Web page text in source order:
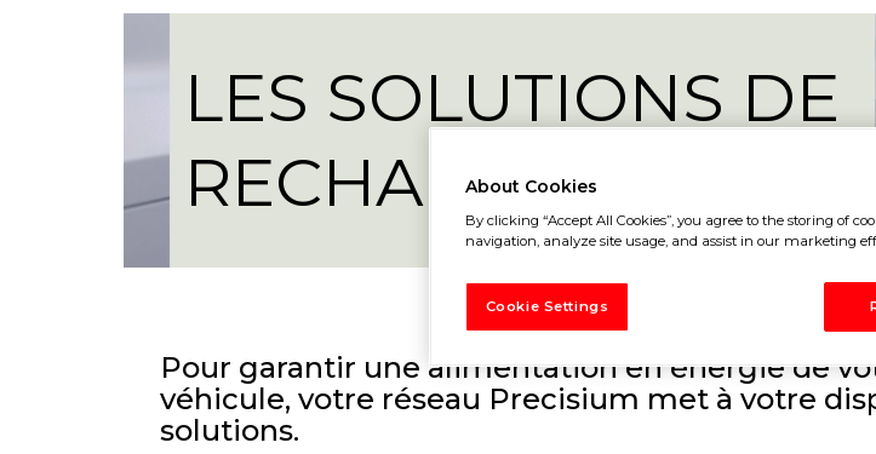
LES SOLUTIONS DE
RECHARGE
Pour garantir une alimentation en énergie de
véhicule, votre réseau Precisium met à votre
solutions.
About Cookies
By clicking “Accept All Cookies”, you agree to the storing of
navigation, analyze site usage, and assist in our marketing
Cookie Settings